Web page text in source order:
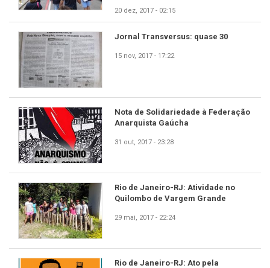
20 dez, 2017 - 02:15
Jornal Transversus: quase 30
15 nov, 2017 - 17:22
Nota de Solidariedade à Federação
Anarquista Gaúcha
31 out, 2017 - 23:28
Rio de Janeiro-RJ: Atividade no
Quilombo de Vargem Grande
29 mai, 2017 - 22:24
Rio de Janeiro-RJ: Ato pela